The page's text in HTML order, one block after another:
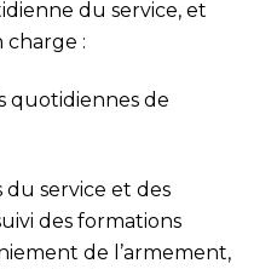
du service, et
:
quotidiennes de
du service et des
des formations
de l’armement,